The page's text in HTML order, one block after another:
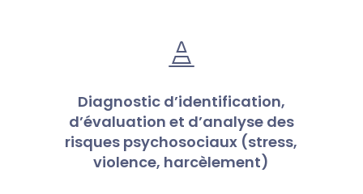

Diagnostic d’identification,
d’évaluation et d’analyse des
risques psychosociaux (stress,
violence, harcèlement)